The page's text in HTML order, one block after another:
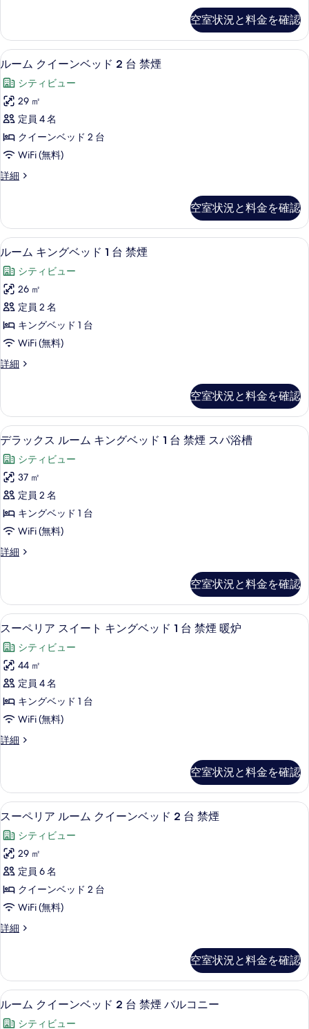
ラ
リ
ー
条
件
の
す
べ
て
の
写
真
を
表
る
Fireplace
Suite,
Non-
の
詳
細
空室状況と料金を確認
ル
ー
ム
ク
イ
ー
ベ
ド
2
台
禁
煙
の
す
べ
て
真
を
表
示
す
る
ルーム クイーンベッド 2 台 禁煙 |
4
ルーム クイーンベッド 2 台 禁煙
シティビュー
29 ㎡
定員 4 名
クイーンベッド 2 台
WiFi (無料)
詳細
ル
イ
ー
ン
ッ
ド
台
禁
煙
の
詳
空室状況と料金を確認
ル
ー
ム
キ
ン
グ
ッ
1
台
禁
煙
の
す
べ
て
の
を
表
示
す
る
ルーム キングベッド 1 台 禁煙 | 高級
4
ルーム キングベッド 1 台 禁煙
シティビュー
26 ㎡
定員 2 名
キングベッド 1 台
WiFi (無料)
詳細
ル
ン
グ
ベ
ド
台
禁
煙
の
詳
細
空室状況と料金を確認
デ
ラ
ッ
ク
ス
ル
ム
ン
グ
ベ
ッ
ド
1
台
禁
煙
浴
槽
の
す
べ
て
の
写
真
表
示
す
る
デラックス ルーム キングベッド 1
5
デラックス ルーム キングベッド 1 台 禁煙 スパ浴槽
シティビュー
37 ㎡
定員 2 名
キングベッド 1 台
WiFi (無料)
詳細
デ
ス
ル
ー
キ
ン
グ
ベ
ッ
ド
台
パ
浴
槽
の
詳
細
空室状況と料金を確認
ス
ー
ペ
リ
ア
ス
ー
キ
ン
グ
ベ
ッ
ド
1
台
禁
炉
の
す
スーペリア スイート キングベッド 1
4
スーペリア スイート キングベッド 1 台 禁煙 暖炉
シティビュー
44 ㎡
定員 4 名
キングベッド 1 台
WiFi (無料)
詳細
ス
ア
ス
イ
ト
キ
ン
グ
ベ
ッ
ド
1
暖
炉
の
詳
細
空室状況と料金を確認
ス
ー
ペ
リ
ア
ル
ム
イ
ー
ン
ベ
スーペリア ルーム クイーンベッド 2
4
スーペリア ルーム クイーンベッド 2 台 禁煙
シティビュー
29 ㎡
定員 6 名
クイーンベッド 2 台
WiFi (無料)
詳細
ス
ア
ル
ー
空室状況と料金を確認
ル
ー
ルーム クイーンベッド 2 台 禁煙 バ
5
ルーム クイーンベッド 2 台 禁煙 バルコニー
シティビュー